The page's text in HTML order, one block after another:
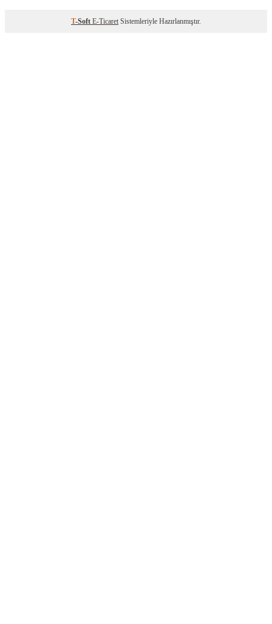
T-Soft E-Ticaret Sistemleriyle Hazırlanmıştır.